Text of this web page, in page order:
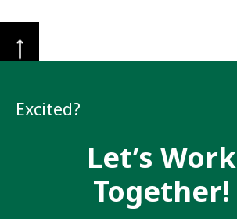
Excited?
Let’s Work
Together!